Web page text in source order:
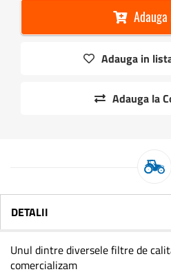
Adauga in
Adauga la
DETALII
Unul dintre diversele filtre de
comercializam